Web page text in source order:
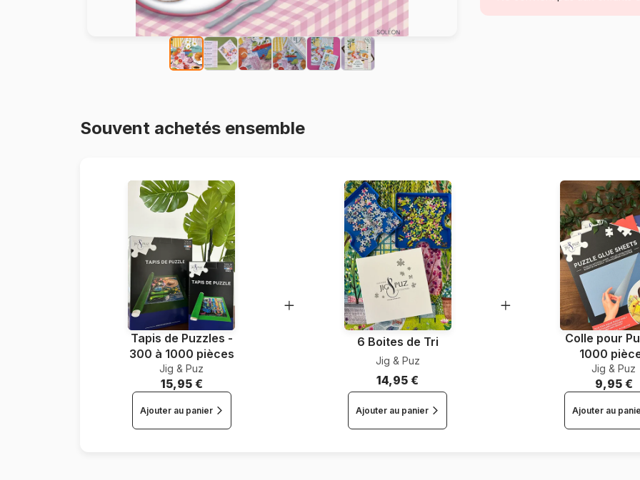
Souvent achetés ensemble
Tapis de Puzzles -
300 à 1000 pièces
Jig & Puz
15,95 €
Ajouter au panier
6 Boites de Tri
Jig & Puz
14,95 €
Ajouter au panier
Colle pour
1000
Jig & Puz
9,95 €
Ajouter au